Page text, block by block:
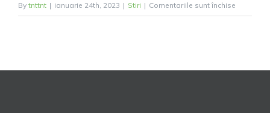
By tnttnt | ianuarie 24th, 2023 | Stiri | Comentariile sunt închise
Anunț